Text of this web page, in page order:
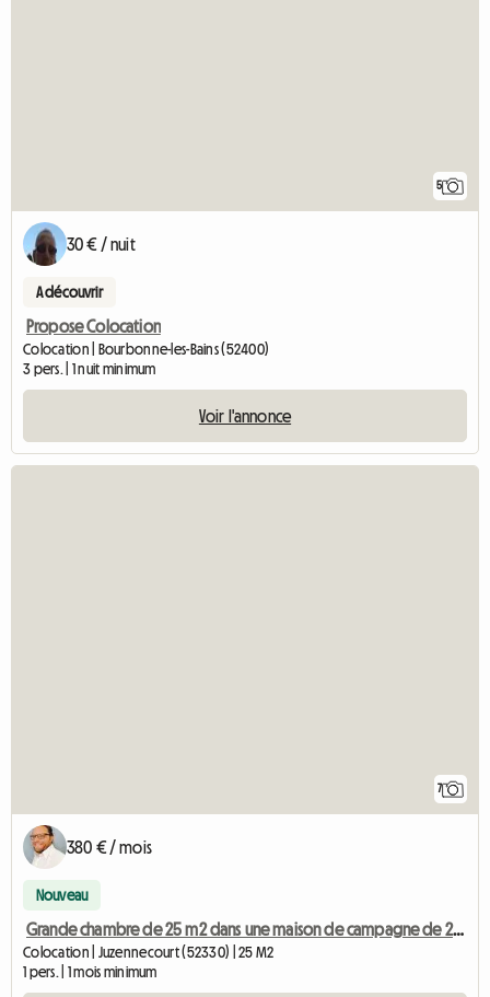
5
30 € / nuit
A découvrir
Propose Colocation
Colocation | Bourbonne-les-Bains (52400)
3 pers. | 1 nuit minimum
Voir l'annonce
7
380 € / mois
Nouveau
Grande chambre de 25 m2 dans une maison de campagne de 220 m2
Colocation | Juzennecourt (52330) | 25 M2
1 pers. | 1 mois minimum